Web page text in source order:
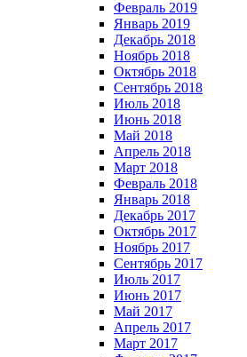
Февраль 2019
Январь 2019
Декабрь 2018
Ноябрь 2018
Октябрь 2018
Сентябрь 2018
Июль 2018
Июнь 2018
Май 2018
Апрель 2018
Март 2018
Февраль 2018
Январь 2018
Декабрь 2017
Октябрь 2017
Ноябрь 2017
Сентябрь 2017
Июль 2017
Июнь 2017
Май 2017
Апрель 2017
Март 2017